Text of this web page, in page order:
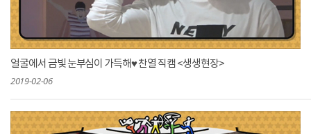
얼굴에서 금빛 눈부심이 가득해♥ 찬열 직캠 <생생현장>
2019-02-06